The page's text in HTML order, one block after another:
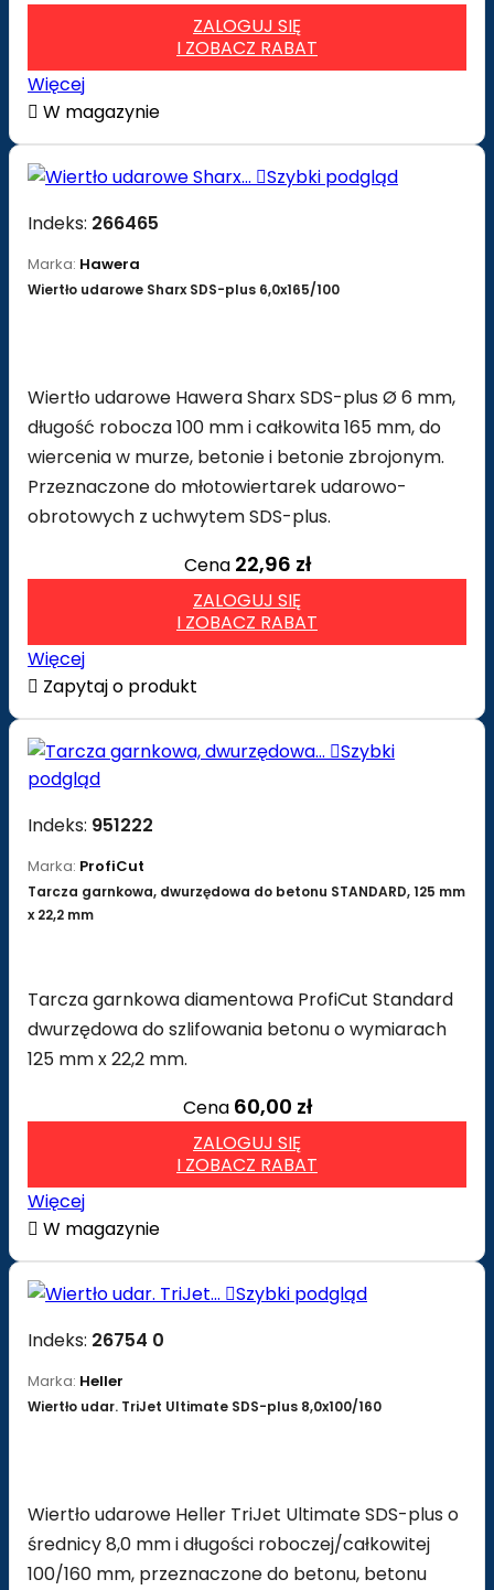
ZALOGUJ SIĘ
I ZOBACZ RABAT
Więcej
 W magazynie
Szybki podgląd
Indeks: 266465
Marka: Hawera
Wiertło udarowe Sharx SDS-plus 6,0x165/100
Wiertło udarowe Hawera Sharx SDS-plus Ø 6 mm,
długość robocza 100 mm i całkowita 165 mm, do
wiercenia w murze, betonie i betonie zbrojonym.
Przeznaczone do młotowiertarek udarowo-
obrotowych z uchwytem SDS-plus.
Cena 22,96 zł
ZALOGUJ SIĘ
I ZOBACZ RABAT
Więcej
 Zapytaj o produkt
Szybki
podgląd
Indeks: 951222
Marka: ProfiCut
Tarcza garnkowa, dwurzędowa do betonu STANDARD, 125 mm
x 22,2 mm
Tarcza garnkowa diamentowa ProfiCut Standard
dwurzędowa do szlifowania betonu o wymiarach
125 mm x 22,2 mm.
Cena 60,00 zł
ZALOGUJ SIĘ
I ZOBACZ RABAT
Więcej
 W magazynie
Szybki podgląd
Indeks: 26754 0
Marka: Heller
Wiertło udar. TriJet Ultimate SDS-plus 8,0x100/160
Wiertło udarowe Heller TriJet Ultimate SDS-plus o
średnicy 8,0 mm i długości roboczej/całkowitej
100/160 mm, przeznaczone do betonu, betonu